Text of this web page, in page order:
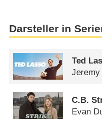
Darsteller in
Ted
Jeremy
C.B.
Evan